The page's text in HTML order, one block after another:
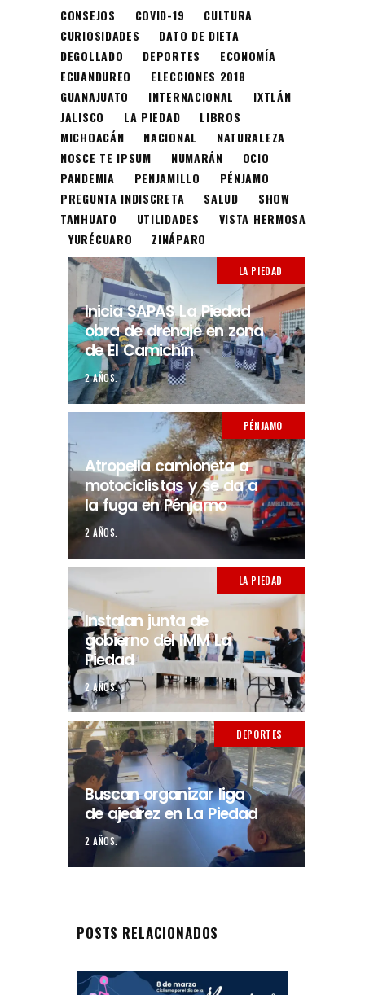
CONSEJOS
COVID-19
CULTURA
CURIOSIDADES
DATO DE DIETA
DEGOLLADO
DEPORTES
ECONOMÍA
ECUANDUREO
ELECCIONES 2018
GUANAJUATO
INTERNACIONAL
IXTLÁN
JALISCO
LA PIEDAD
LIBROS
MICHOACÁN
NACIONAL
NATURALEZA
NOSCE TE IPSUM
NUMARÁN
OCIO
PANDEMIA
PENJAMILLO
PÉNJAMO
PREGUNTA INDISCRETA
SALUD
SHOW
TANHUATO
UTILIDADES
VISTA HERMOSA
YURÉCUARO
ZINÁPARO
LA PIEDAD
Inicia SAPAS La Piedad
obra de drenaje en zona
de El Camichín
2 AÑOS.
PÉNJAMO
Atropella camioneta a
motociclistas y se da a
la fuga en Pénjamo
2 AÑOS.
LA PIEDAD
Instalan junta de
gobierno del IMM La
Piedad
2 AÑOS.
DEPORTES
Buscan organizar liga
de ajedrez en La Piedad
2 AÑOS.
POSTS RELACIONADOS